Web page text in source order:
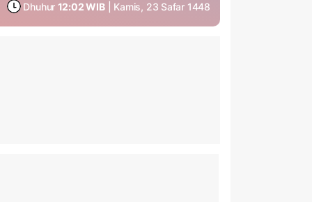
Dhuhur 12:02 WIB | Kamis, 23 Safar 1448